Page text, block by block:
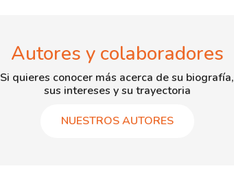
Autores y colaboradores
Si quieres conocer más acerca de su biografía,
sus intereses y su trayectoria
NUESTROS AUTORES